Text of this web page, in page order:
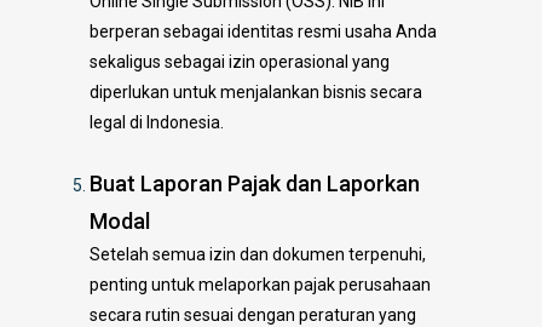
berperan sebagai identitas resmi usaha Anda
sekaligus sebagai izin operasional yang
diperlukan untuk menjalankan bisnis secara
legal di Indonesia.
Buat Laporan Pajak dan Laporkan
Modal
Setelah semua izin dan dokumen terpenuhi,
penting untuk melaporkan pajak perusahaan
secara rutin sesuai dengan peraturan yang